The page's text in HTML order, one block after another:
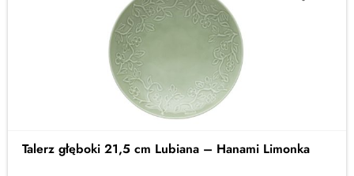
Talerz głęboki 21,5 cm Lubiana – Hanami Limonka